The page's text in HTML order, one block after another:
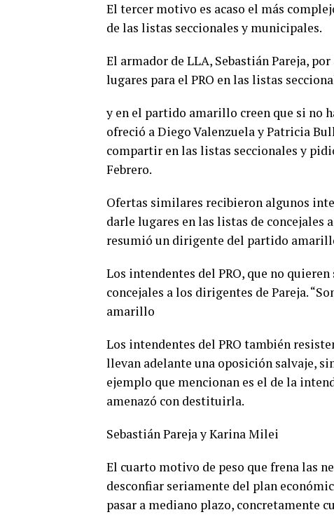
El tercer motivo es acaso el más
de las listas seccionales y municipales.
El armador de LLA, Sebastián Pareja,
lugares para el PRO en las listas
y en el partido amarillo creen que si no
ofreció a Diego Valenzuela y Patricia
compartir en las listas seccionales y
Febrero.
Ofertas similares recibieron algunos
darle lugares en las listas de concejales a
resumió un dirigente del partido
Los intendentes del PRO, que no
concejales a los dirigentes de Pareja.
amarillo
Los intendentes del PRO también
llevan adelante una oposición salvaje,
ejemplo que mencionan es el de la
amenazó con destituirla.
Sebastián Pareja y Karina Milei
El cuarto motivo de peso que frena las
desconfiar seriamente del plan
pasar a mediano plazo, concretamente